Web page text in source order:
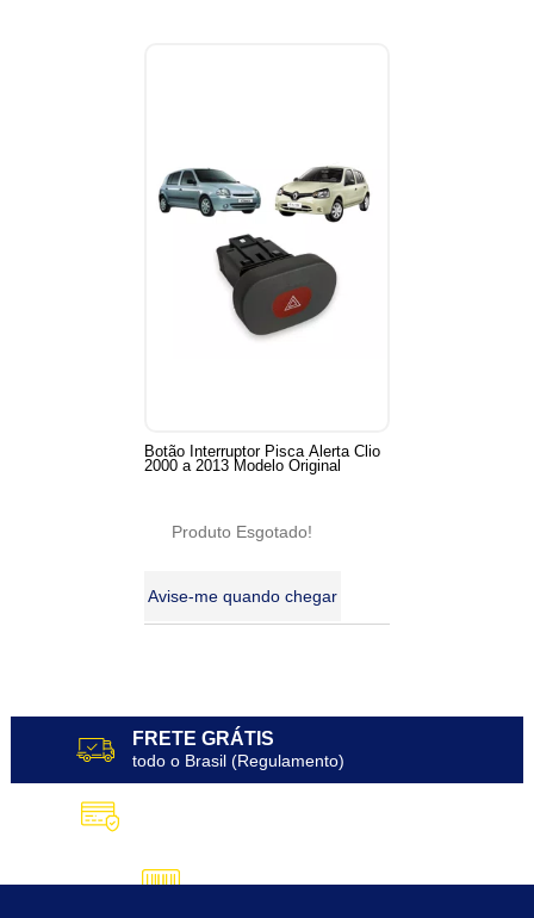
Botão Interruptor Pisca Alerta Clio
2000 a 2013 Modelo Original
Produto Esgotado!
Avise-me quando chegar
FRETE GRÁTIS
todo o Brasil (Regulamento)
5% DESCONTO no Pix